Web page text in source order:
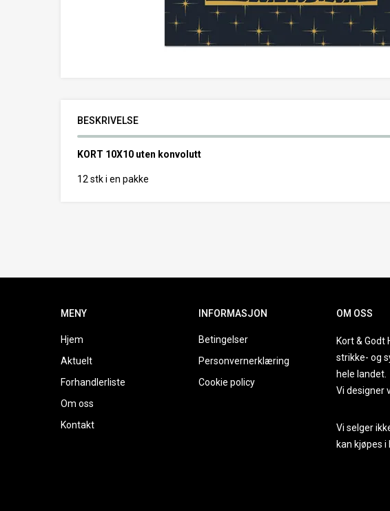
BESKRIVELSE
KORT 10X10 uten konvolutt
12 stk i en pakke
MENY
Hjem
Aktuelt
Forhandlerliste
Om oss
Kontakt
INFORMASJON
Betingelser
Personvernerklæring
Cookie policy
OM OSS
Kort &
strikke- og
hele landet.
Vi designer
Vi selger
kan kjøpes